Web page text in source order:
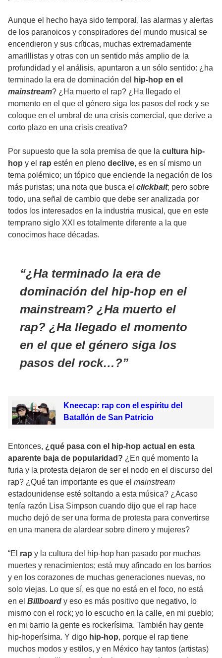
Aunque el hecho haya sido temporal, las alarmas y alertas
de los paranoicos y conspiradores del mundo musical se
encendieron y sus críticas, muchas extremadamente
amarillistas y otras con un sentido más amplio de la
profundidad y el análisis, apuntaron a un sólo sentido: ¿ha
terminado la era de dominación del
hip-hop en el
mainstream? ¿Ha muerto el rap? ¿Ha llegado el
momento en el que el género siga los pasos del rock y se
coloque en el umbral de una crisis comercial, que derive a
corto plazo en una crisis creativa?
Por supuesto que la sola premisa de que la cultura hip-
hop y el rap estén en pleno declive, es en sí mismo un
tema polémico; un tópico que enciende la negación de los
más puristas; una nota que busca el clickbait; pero sobre
todo, una señal de cambio que debe ser analizada por
todos los interesados en la industria musical, que en este
temprano siglo XXI es totalmente diferente a la que
conocimos hace décadas.
¿Ha terminado la era de
dominación del hip-hop en el
mainstream? ¿Ha muerto el
rap? ¿Ha llegado el momento
en el que el género siga los
pasos del rock…?
Kneecap: rap con el espíritu del
Batallón de San Patricio
Entonces, ¿qué pasa con el hip-hop actual en esta
aparente baja de popularidad? ¿En qué momento la
furia y la protesta dejaron de ser el nodo en el discurso del
rap? ¿Qué tan importante es que el mainstream
estadounidense esté soltando a esta música? ¿Acaso
tenía razón Lisa Simpson cuando dijo que el rap hace
mucho dejó de ser una forma de protesta para convertirse
en una manera de alardear sobre dinero y mujeres?
“El rap y la cultura del hip-hop han pasado por muchas
muertes y renacimientos; está muy afincado en los barrios
y en los corazones de muchas generaciones nuevas, no
solo viejas. Lo que sí, es que no está en el foco, no está
en el Billboard y eso es más positivo que negativo, lo
mismo con el rock; yo lo escucho en la calle, en mi pueblo;
en mi barrio la gente es rockerísima. También hay gente
hip-hoperísima. Y digo hip-hop, porque el rap tiene
muchos modos y estilos, y en México hay tantos (artistas)